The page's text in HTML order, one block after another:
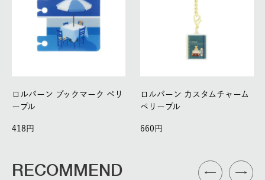
ロルバーン ブックマーク ペリ
ープル
418
ロルバーン カスタムチャーム
ペリープル
660
RECOMMEND